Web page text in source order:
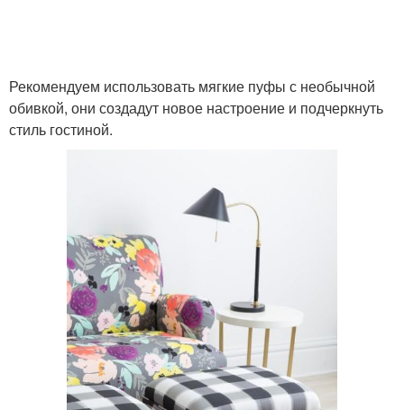
Рекомендуем использовать мягкие пуфы с необычной
обивкой, они создадут новое настроение и подчеркнуть
стиль гостиной.